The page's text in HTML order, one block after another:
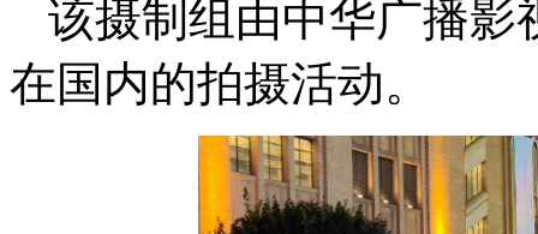
该摄制组由中华广播影
在国内的拍摄活动。